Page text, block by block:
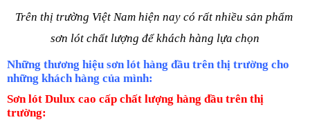
Trên thị trường Việt Nam hiện nay có rất nhiều sản phẩm
sơn lót chất lượng để khách hàng lựa chọn
Những thương hiệu sơn lót hàng đầu trên thị trường cho
những khách hàng của mình:
Sơn lót Dulux cao cấp chất lượng hàng đầu trên thị
trường: